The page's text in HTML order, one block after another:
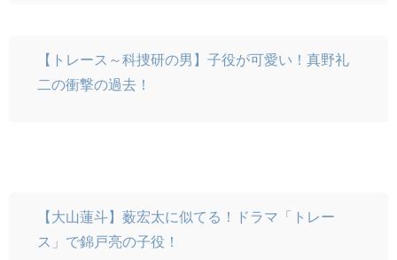
【トレース～科捜研の男】子役が可愛い！真野礼
二の衝撃の過去！
【大山蓮斗】薮宏太に似てる！ドラマ「トレー
ス」で錦戸亮の子役！